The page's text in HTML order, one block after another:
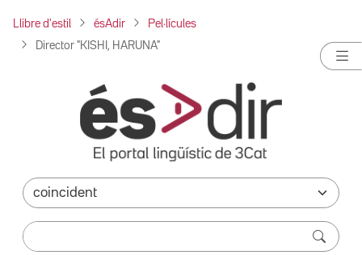
Llibre d'estil ésAdir Pel·lícules
Director "KISHI, HARUNA"